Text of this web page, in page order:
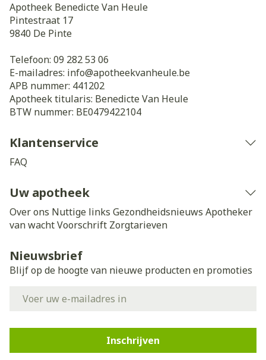
Apotheek Benedicte Van Heule
Pintestraat 17
9840 De Pinte
Telefoon: 09 282 53 06
E-mailadres: info@apotheekvanheule.be
APB nummer: 441202
Apotheek titularis: Benedicte Van Heule
BTW nummer: BE0479422104
Klantenservice
FAQ
Uw apotheek
Over ons Nuttige links Gezondheidsnieuws Apotheker
van wachtVoorschrift Zorgtarieven
Nieuwsbrief
Blijf op de hoogte van nieuwe producten en promoties
Inschrijven